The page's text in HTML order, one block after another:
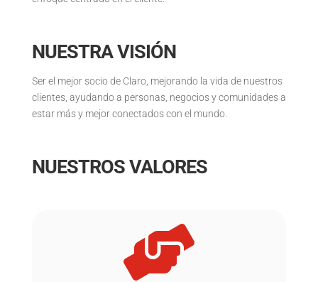
NUESTRA VISIÓN
Ser el mejor socio de Claro, mejorando la vida de nuestros
clientes, ayudando a personas, negocios y comunidades a
estar más y mejor conectados con el mundo.
NUESTROS VALORES
